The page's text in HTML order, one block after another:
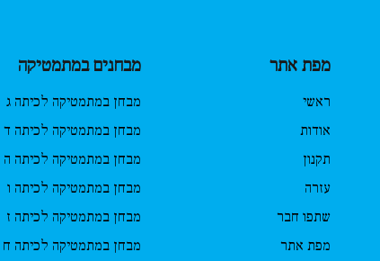
מפת אתר
ראשי
אודות
תקנון
עזרה
שתפו חבר
מפת אתר
מבחנים במתמטיקה
מבחן במתמטיקה לכיתה ג
מבחן במתמטיקה לכיתה ד
מבחן במתמטיקה לכיתה ה
מבחן במתמטיקה לכיתה ו
מבחן במתמטיקה לכיתה ז
מבחן במתמטיקה לכיתה ח